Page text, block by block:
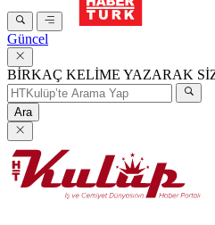
Güncel
BİRKAÇ KELİME YAZARAK
Ara